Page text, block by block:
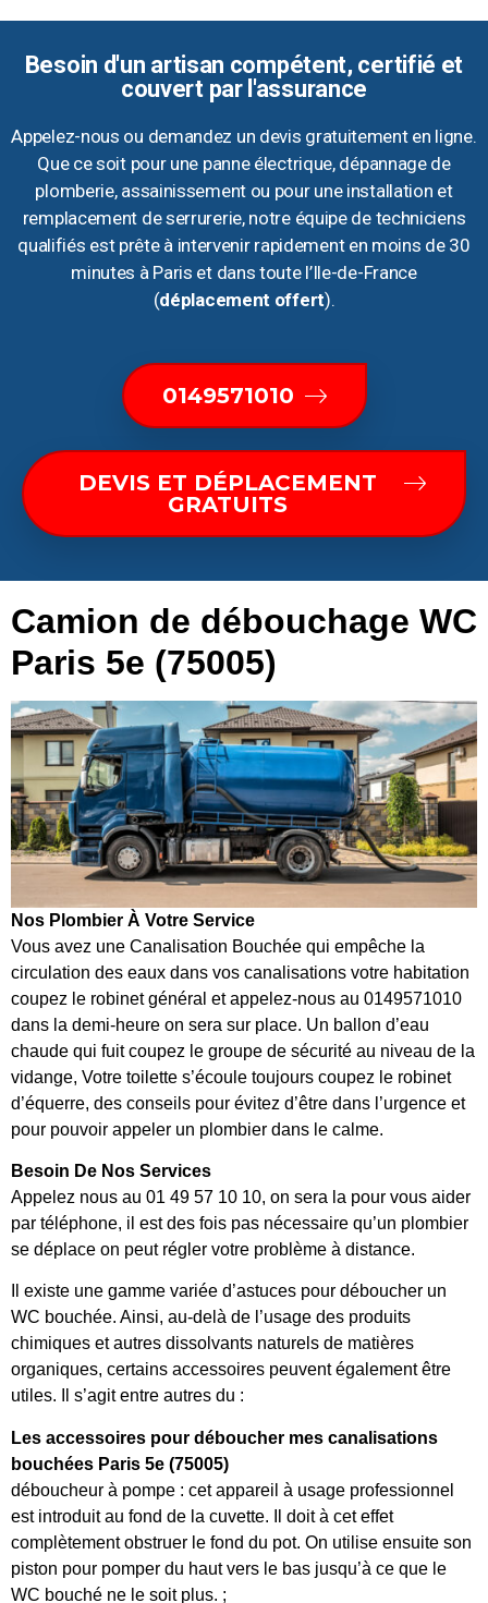
Besoin d'un artisan compétent, certifié et
couvert par l'assurance
Appelez-nous ou demandez un devis gratuitement en ligne.
Que ce soit pour une panne électrique, dépannage de
plomberie, assainissement ou pour une installation et
remplacement de serrurerie, notre équipe de techniciens
qualifiés est prête à intervenir rapidement en moins de 30
minutes à Paris et dans toute l’Ile-de-France
(déplacement offert).
0149571010
DEVIS ET DÉPLACEMENT
GRATUITS
Camion de débouchage WC
Paris 5e (75005)
Nos Plombier À Votre Service
Vous avez une Canalisation Bouchée qui empêche la
circulation des eaux dans vos canalisations votre habitation
coupez le robinet général et appelez-nous au 0149571010
dans la demi-heure on sera sur place. Un ballon d’eau
chaude qui fuit coupez le groupe de sécurité au niveau de la
vidange, Votre toilette s’écoule toujours coupez le robinet
d’équerre, des conseils pour évitez d’être dans l’urgence et
pour pouvoir appeler un plombier dans le calme.
Besoin De Nos Services
Appelez nous au 01 49 57 10 10, on sera la pour vous aider
par téléphone, il est des fois pas nécessaire qu’un plombier
se déplace on peut régler votre problème à distance.
Il existe une gamme variée d’astuces pour déboucher un
WC bouchée. Ainsi, au-delà de l’usage des produits
chimiques et autres dissolvants naturels de matières
organiques, certains accessoires peuvent également être
utiles. Il s’agit entre autres du :
Les accessoires pour déboucher mes canalisations
bouchées Paris 5e (75005)
déboucheur à pompe : cet appareil à usage professionnel
est introduit au fond de la cuvette. Il doit à cet effet
complètement obstruer le fond du pot. On utilise ensuite son
piston pour pomper du haut vers le bas jusqu’à ce que le
WC bouché ne le soit plus. ;